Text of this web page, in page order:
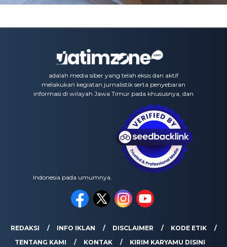
adalah media siber yang telah eksis dan aktif
melakukan kegiatan jurnalistik serta penyebaran
informasi di wilayah Jawa Timur pada khususnya, dan
Indonesia pada umumnya.
REDAKSI INFO IKLAN DISCLAIMER
KODE ETIK
TENTANG KAMI
KONTAK KIRIM KARYAMU DISINI